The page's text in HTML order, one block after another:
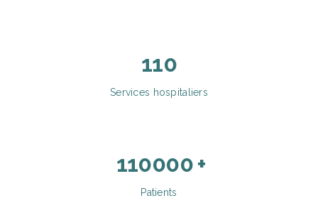
110
Services hospitaliers
110000+
Patients